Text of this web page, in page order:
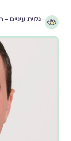
גלוית עיניים -